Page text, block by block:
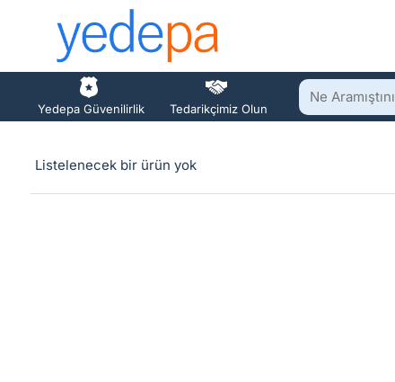
Yedepa Güvenilirlik Tedarikçimiz Olun
Ne
Aramıştınız?
Listelenecek bir ürün yok